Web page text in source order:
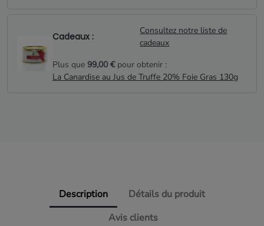
Cadeaux :
Consultez notre liste de
cadeaux
Plus que 99,00 €pour obtenir :
La Canardise au Jus de Truffe 20% Foie Gras 130g
Description
Détails du produit
Avis clients